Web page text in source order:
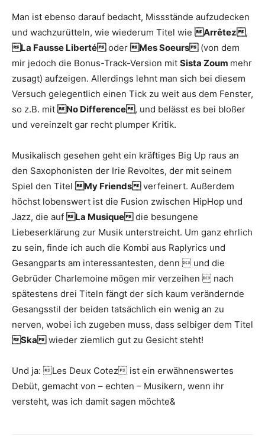
Man ist ebenso darauf bedacht, Missstände aufzudecken
und wachzurütteln, wie wiederum Titel wie Arrêtez ,
La Fausse Liberté oder Mes Soeurs (von dem
mir jedoch die Bonus-Track-Version mit Sista Zoum mehr
zusagt) aufzeigen. Allerdings lehnt man sich bei diesem
Versuch gelegentlich einen Tick zu weit aus dem Fenster,
so z.B. mit No Difference , und belässt es bei bloßer
und vereinzelt gar recht plumper Kritik.
Musikalisch gesehen geht ein kräftiges Big Up raus an
den Saxophonisten der Irie Revoltes, der mit seinem
Spiel den Titel My Friends verfeinert. Außerdem
höchst lobenswert ist die Fusion zwischen HipHop und
Jazz, die auf La Musique die besungene
Liebeserklärung zur Musik unterstreicht. Um ganz ehrlich
zu sein, finde ich auch die Kombi aus Raplyrics und
Gesangparts am interessantesten, denn  und die
Gebrüder Charlemoine mögen mir verzeihen  nach
spätestens drei Titeln fängt der sich kaum verändernde
Gesangsstil der beiden tatsächlich ein wenig an zu
nerven, wobei ich zugeben muss, dass selbiger dem Titel
Ska wieder ziemlich gut zu Gesicht steht!
Und ja: Les Deux Cotez ist ein erwähnenswertes
Debüt, gemacht von – echten – Musikern, wenn ihr
versteht, was ich damit sagen möchte&